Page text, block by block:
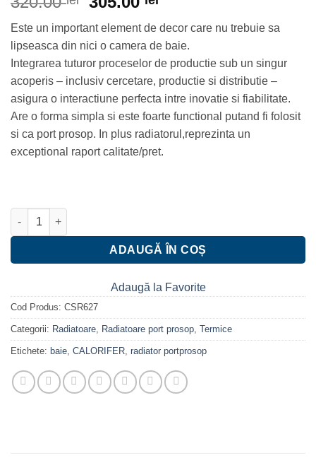
a
fost:
320.00 lei.
este:
305.00 lei.
Este un important element de decor care nu trebuie sa
lipseasca din nici o camera de baie.
Integrarea tuturor proceselor de productie sub un singur
acoperis – inclusiv cercetare, productie si distributie –
asigura o interactiune perfecta intre inovatie si fiabilitate.
Are o forma simpla si este foarte functional putand fi folosit
si ca port prosop. In plus radiatorul,reprezinta un
exceptional raport calitate/pret.
Cantitate Radiator baie Port Prosop Elegant 500x1000 mm
ADAUGĂ ÎN COȘ
Adaugă la Favorite
Cod Produs: CSR627
Categorii: Radiatoare Radiatoare port prosop Termice
Etichete: baie CALORIFER radiator portprosop